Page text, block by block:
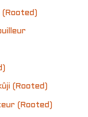
(Rooted)
(Rooted)
(Rooted)